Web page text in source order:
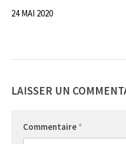
24 MAI 2020
LAISSER UN
Commentaire *